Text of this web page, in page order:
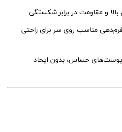
و مقاومت در برابر شکستگی
فرم‌دهی مناسب روی سر برای راحتی
حساس، بدون ایجاد